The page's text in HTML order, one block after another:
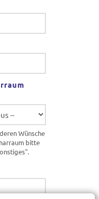
Wünsche
bitte